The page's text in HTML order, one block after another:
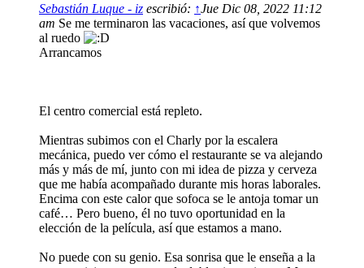
Sebastián Luque - iz escribió: ↑Jue Dic 08, 2022 11:12
am Se me terminaron las vacaciones, así que volvemos
al ruedo
Arrancamos
El centro comercial está repleto.
Mientras subimos con el Charly por la escalera
mecánica, puedo ver cómo el restaurante se va alejando
más y más de mí, junto con mi idea de pizza y cerveza
que me había acompañado durante mis horas laborales.
Encima con este calor que sofoca se le antoja tomar un
café… Pero bueno, él no tuvo oportunidad en la
elección de la película, así que estamos a mano.
No puede con su genio. Esa sonrisa que le enseña a la